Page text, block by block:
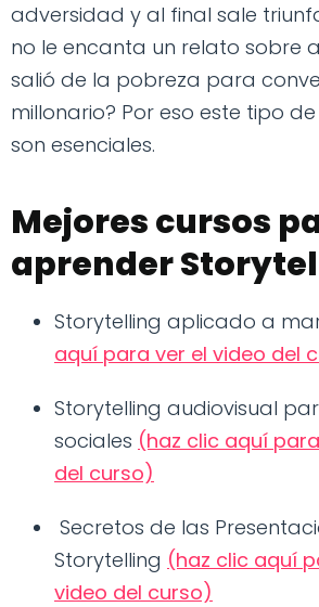
adversidad y al final sale
no le encanta un relato sobre
salió de la pobreza para
millonario? Por eso este tipo
son esenciales.
Mejores cursos
aprender
Storytelling aplicado a
aquí para ver el video del
Storytelling audiovisual
sociales (haz clic aquí
del curso)
Secretos de las
Storytelling (haz clic aquí
video del curso)